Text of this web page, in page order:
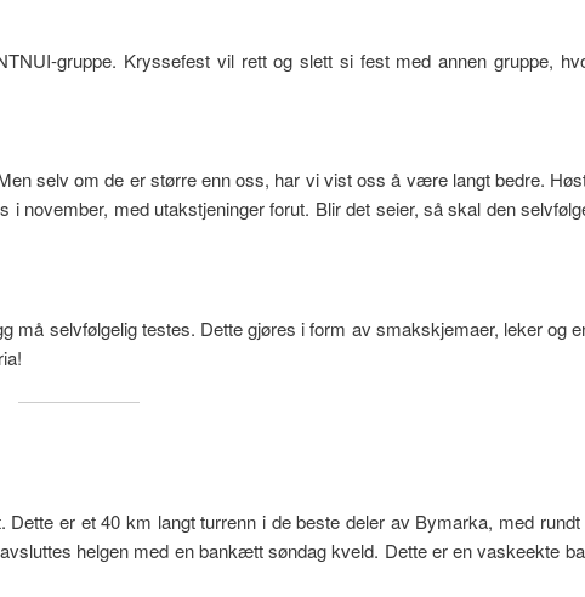
gruppe. Kryssefest vil rett og slett si fest med annen gruppe,
selv om de er større enn oss, har vi vist oss å være langt bedre.
november, med utakstjeninger forut. Blir det seier, så skal den
må selvfølgelig testes. Dette gjøres i form av smakskjemaer, leker og
er et 40 km langt turrenn i de beste deler av Bymarka, med rundt
helgen med en bankætt søndag kveld. Dette er en vaskeekte